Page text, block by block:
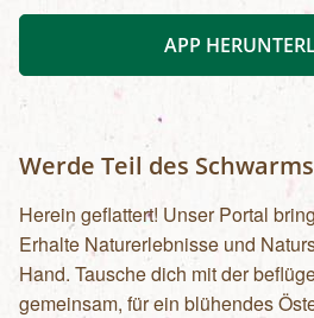
APP
Werde Teil des Schwarms
Herein geflattert! Unser Portal
Erhalte Naturerlebnisse und
Hand. Tausche dich mit der
gemeinsam, für ein blühendes